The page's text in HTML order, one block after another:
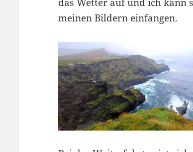
das Wetter auf und ich kann
meinen Bildern einfangen.